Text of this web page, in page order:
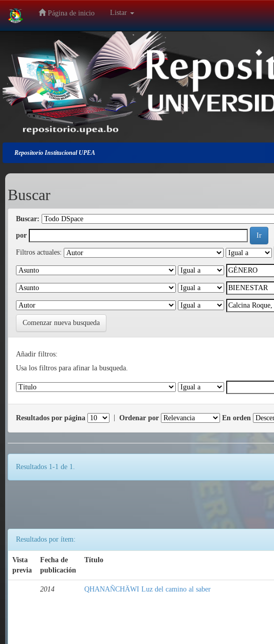
Salir
navegación
Página de inicio Listar
Repositorio Institucional UPEA
Buscar
Buscar:
por
Filtros actuales:
Comenzar nueva busqueda
Añadir filtros:
Usa los filtros para afinar la busqueda.
Resultados por página Ordenar por En orden
Resultados 1-1 de 1.
Resultados por ítem:
Vista
previa
Fecha de
publicación
Título
2014 QHANAÑCHÄWI Luz del camino al saber